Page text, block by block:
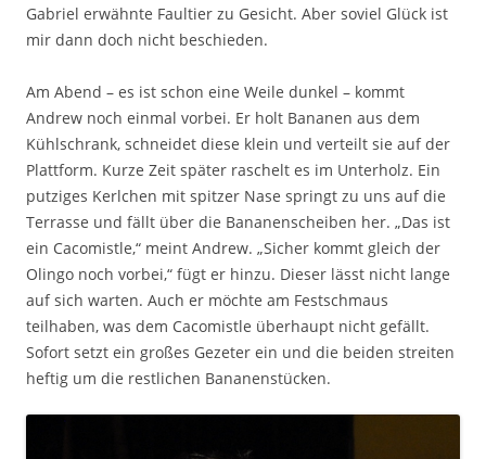
Gabriel erwähnte Faultier zu Gesicht. Aber soviel Glück ist
mir dann doch nicht beschieden.
Am Abend – es ist schon eine Weile dunkel – kommt
Andrew noch einmal vorbei. Er holt Bananen aus dem
Kühlschrank, schneidet diese klein und verteilt sie auf der
Plattform. Kurze Zeit später raschelt es im Unterholz. Ein
putziges Kerlchen mit spitzer Nase springt zu uns auf die
Terrasse und fällt über die Bananenscheiben her. „Das ist
ein Cacomistle,“ meint Andrew. „Sicher kommt gleich der
Olingo noch vorbei,“ fügt er hinzu. Dieser lässt nicht lange
auf sich warten. Auch er möchte am Festschmaus
teilhaben, was dem Cacomistle überhaupt nicht gefällt.
Sofort setzt ein großes Gezeter ein und die beiden streiten
heftig um die restlichen Bananenstücken.